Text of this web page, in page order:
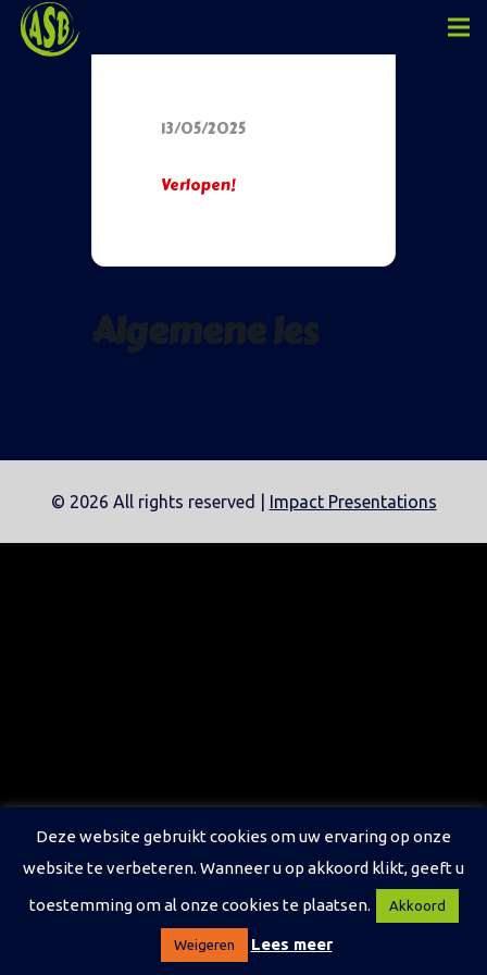
13/05/2025
Verlopen!
© 2026 All rights reserved | Impact Presentations
Deze website gebruikt cookies om uw ervaring op onze
website te verbeteren. Wanneer u op akkoord klikt, geeft u
toestemming om al onze cookies te plaatsen.
Akkoord
Weigeren Lees meer